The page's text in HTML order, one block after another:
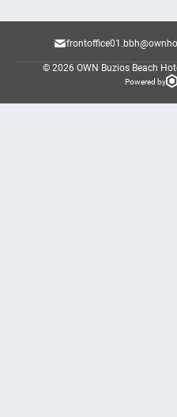
© 2026 OWN Buzios Beach
Powered by